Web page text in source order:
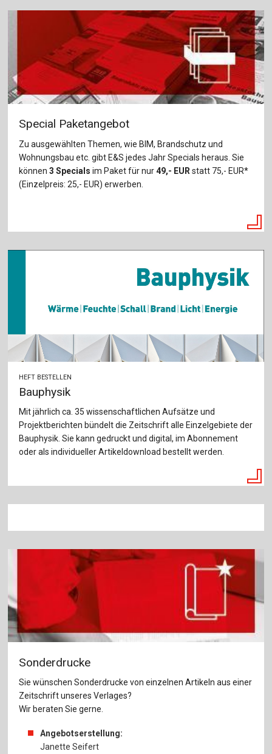
Special Paketangebot
Zu ausgewählten Themen, wie BIM, Brandschutz und
Wohnungsbau etc. gibt E&S jedes Jahr Specials heraus. Sie
können 3 Specials im Paket für nur49,- EUR statt 75,- EUR*
(Einzelpreis: 25,- EUR) erwerben.
HEFT BESTELLEN
Bauphysik
Mit jährlich ca. 35 wissenschaftlichen Aufsätze und
Projektberichten bündelt die Zeitschrift alle Einzelgebiete der
Bauphysik. Sie kann gedruckt und digital, im Abonnement
oder als individueller Artikeldownload bestellt werden.
Sonderdrucke
Sie wünschen Sonderdrucke von einzelnen Artikeln aus einer
Zeitschrift unseres Verlages?
Wir beraten Sie gerne.
Angebotserstellung:
Janette Seifert